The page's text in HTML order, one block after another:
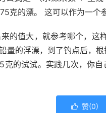
克的漂。 这可以作为一个
的值大，就参考哪个，这
量的浮漂，到了钓点后，
的试试。实践几次，你
 赞(0)